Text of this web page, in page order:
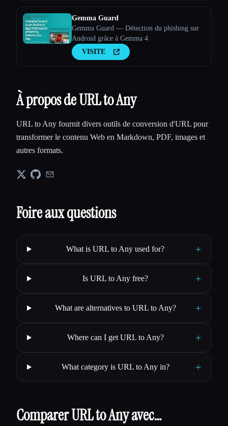
Gemma Guard
Gemma Guard — Détection du phishing sur
Android grâce à Gemma 4
VISITE
À propos de URL to Any
URL to Any fournit divers outils de conversion d'URL pour
transformer le contenu Web en Markdown, PDF, images et
autres formats.
Foire aux questions
What is URL to Any used for? +
Is URL to Any free? +
What are alternatives to URL to Any? +
Where can I get URL to Any? +
What category is URL to Any in? +
Comparer URL to Any avec…